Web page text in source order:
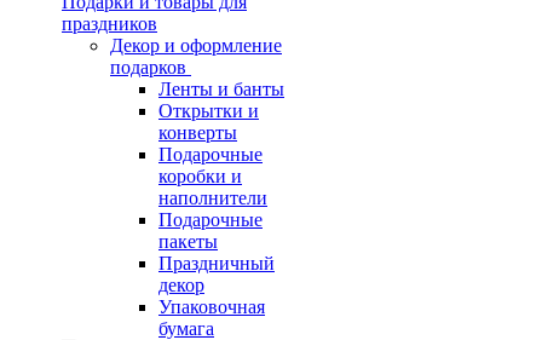
праздников
Декор и оформление
подарков
Ленты и банты
Открытки и
конверты
Подарочные
коробки и
наполнители
Подарочные
пакеты
Праздничный
декор
Упаковочная
бумага